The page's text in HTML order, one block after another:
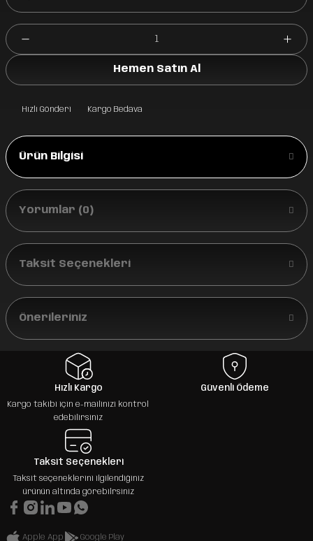
Hemen Satın Al
Hızlı Gönderi Kargo Bedava
Ürün Bilgisi
Yorumlar (0)
Taksit Seçenekleri
Önerileriniz
Hızlı Kargo
Kargo takibi için e-mailinizi kontrol
edebilirsiniz
Güvenli Ödeme
Taksit Seçenekleri
Taksit seçeneklerini ilgilendiğiniz
ürünün altında görebilrsiniz
Apple App Google Play